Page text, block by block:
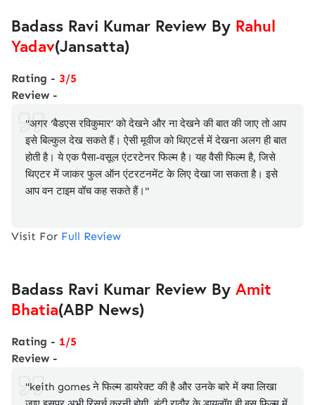
Badass Ravi Kumar Review By Rahul
Yadav(Jansatta)
Rating - 3/5
Review -
"अगर ‘बैडएस रविकुमार’ को देखने और ना देखने की बात की जाए तो आप
इसे बिल्कुल देख सकते हैं। ऐसी मूवीज को थिएटर्स में देखना अलग ही बात
होती है। ये एक पैसा-वसूल एंटरटेनर फिल्म है। यह वैसी फिल्म है, जिसे
थिएटर में जाकर फुल ऑन एंटरटनमेंट के लिए देखा जा सकता है। इसे
आप वन टाइम वॉच कह सकते हैं।"
Visit For Full Review
Badass Ravi Kumar Review By Amit
Bhatia(ABP News)
Rating - 1/5
Review -
"keith gomes ने फिल्म डायरेक्ट की है और उनके बारे में क्या लिखा